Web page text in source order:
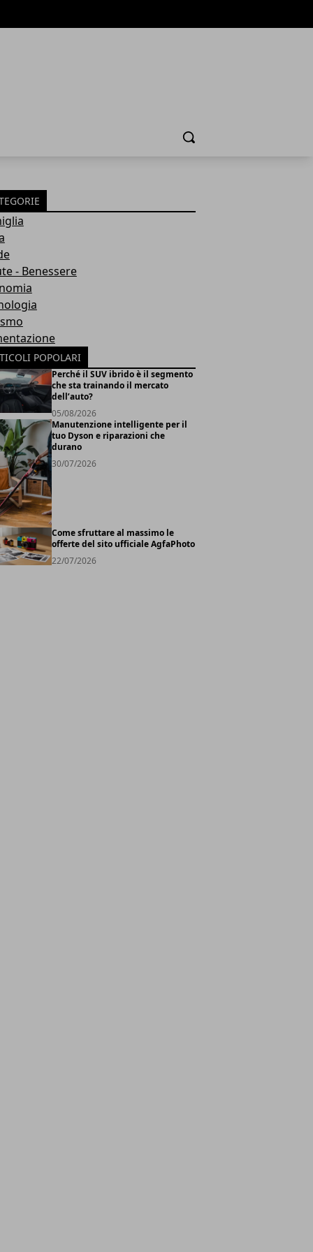
Cerca
- Benessere
POPOLARI
Perché il SUV ibrido è il segmento
che sta trainando il mercato
dell’auto?
05/08/2026
Manutenzione intelligente per il
tuo Dyson e riparazioni che
durano
30/07/2026
Come sfruttare al massimo le
offerte del sito ufficiale AgfaPhoto
22/07/2026